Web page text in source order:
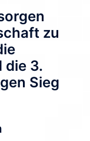
zu
die 3.
Sieg